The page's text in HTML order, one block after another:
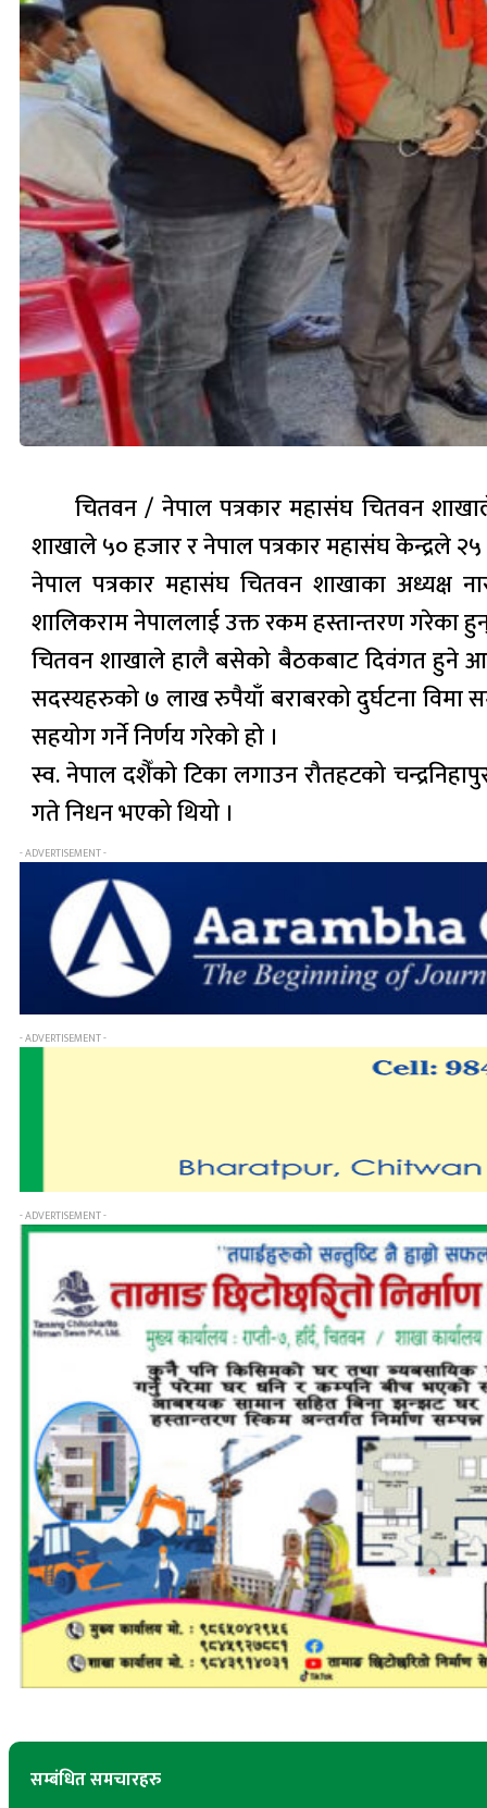
चितवन / नेपाल पत्रकार महासंघ चितवन
शाखाले ५० हजार र नेपाल पत्रकार महासंघ केन्द्रले
नेपाल पत्रकार महासंघ चितवन शाखाका अध्यक्ष
शालिकराम नेपाललाई उक्त रकम हस्तान्तरण गरेका
चितवन शाखाले हालै बसेको बैठकबाट दिवंगत हुने
सदस्यहरुको ७ लाख रुपैयाँ बराबरको दुर्घटना
सहयोग गर्ने निर्णय गरेको हो ।
स्व. नेपाल दशैँको टिका लगाउन रौतहटको
गते निधन भएको थियो ।
- ADVERTISEMENT -
- ADVERTISEMENT -
- ADVERTISEMENT -
सम्बंधित समचारहरु